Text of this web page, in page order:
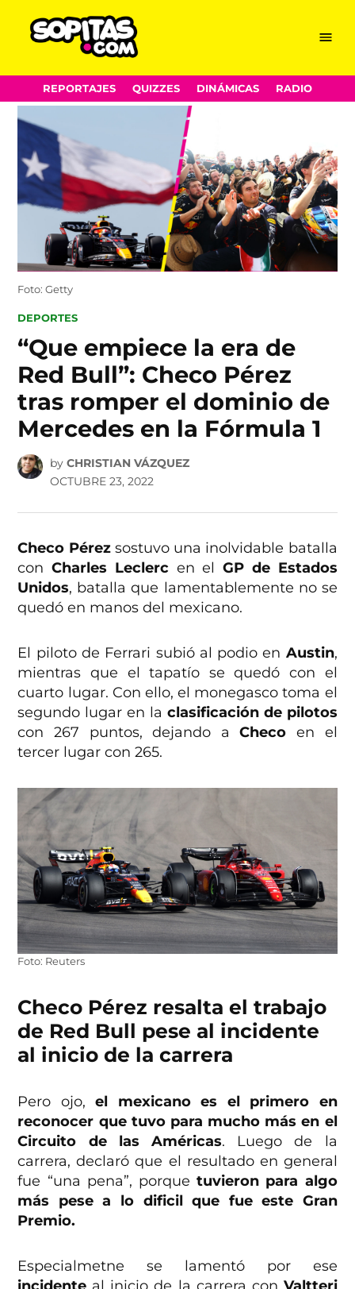
Skip
to
content
Menu
REPORTAJES QUIZZES DINÁMICAS RADIO
Foto: Getty
POSTED
DEPORTES
“Que empiece la era de
Red Bull”: Checo Pérez
tras romper el dominio de
Mercedes en la Fórmula 1
by CHRISTIAN VÁZQUEZ
OCTUBRE 23, 2022
Checo Pérezsostuvo una inolvidable batalla
conCharles Leclercen elGP de Estados
Unidos, batalla que lamentablemente no se
quedó en manos del mexicano.
El piloto de Ferrari subió al podio en Austin,
mientras que el tapatío se quedó con el
cuarto lugar. Con ello, el monegasco toma el
segundo lugar en la clasificación de pilotos
con 267 puntos, dejando aCheco en el
tercer lugar con 265.
Foto: Reuters
Checo Pérez resalta el trabajo
de Red Bull pese al incidente
al inicio de la carrera
Pero ojo,el mexicano es el primero en
reconocer que tuvo para mucho más en el
Circuito de las Américas. Luego de la
carrera, declaró que el resultado en general
fue “una pena”, porque tuvieron para algo
más pese a lo dificil que fue este Gran
Premio.
Especialmetne se lamentó por ese